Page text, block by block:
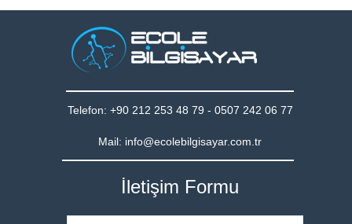
Telefon: +90 212 253 48 79 - 0507 242 06 77
Mail: info@ecolebilgisayar.com.tr
İletişim Formu